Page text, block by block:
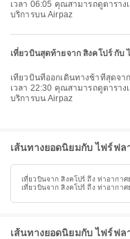
เวลา 06:05 คุณสามารถดูตาราง
บริการบน Airpaz
เที่ยวบินสุดท้ายจาก สิงคโปร์ กับ
เที่ยวบินที่ออกเดินทางช้าที่สุดจาก สิงคโปร์ กับ ไฟร์ฟลาย / FireFly ออกเดินทาง
เวลา 22:30 คุณสามารถดูตาราง
บริการบน Airpaz
เส้นทางยอดนิยมกับ ไฟร์ฟ
เที่ยวบินจาก สิงคโปร์ ถึง ท่าอาก
เที่ยวบินจาก สิงคโปร์ ถึง ท่าอากา
เส้นทางยอดนิยมกับ ไฟร์ฟล